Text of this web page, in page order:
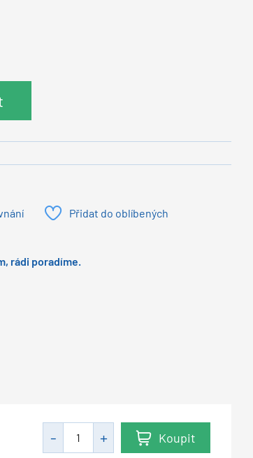
Přidat do oblíbených
rádi poradíme.
Koupit